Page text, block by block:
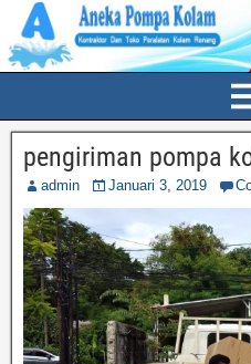
pengiriman pompa
admin Januari 3, 2019